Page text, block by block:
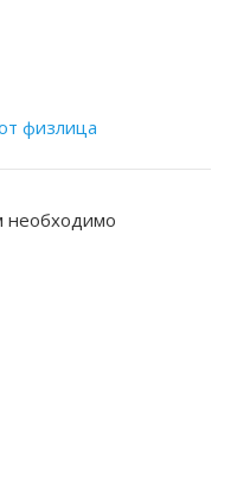
физлица
необходимо